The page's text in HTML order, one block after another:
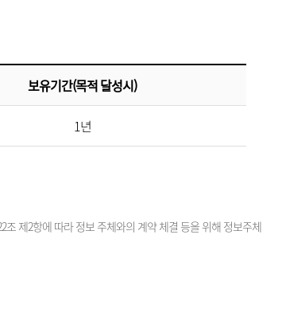
보유기간(목적 달성시)
1년
제2항에 따라 정보 주체와의 계약 체결 등을 위해 정보주체